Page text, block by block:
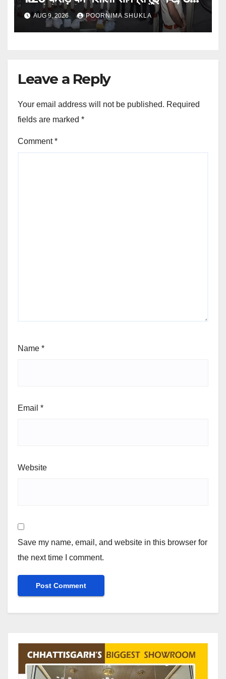
मामलों में जब्ती…
AUG 9, 2026 POORNIMA SHUKLA
Leave a Reply
Your email address will not be published. Required
fields are marked *
Comment*
Name *
Email *
Website
Save my name, email, and website in this browser for
the next time I comment.